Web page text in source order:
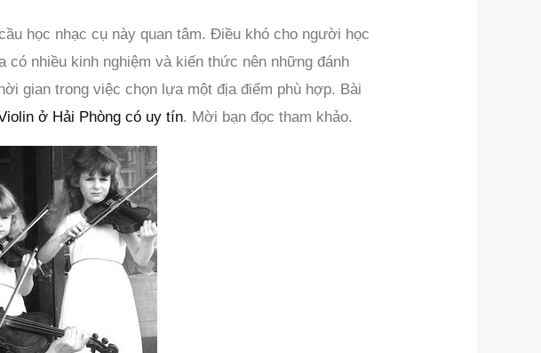
học nhạc cụ này quan tâm. Điều khó cho người học
nhiều kinh nghiệm và kiến thức nên những đánh
gian trong việc chọn lựa một địa điểm phù hợp. Bài
ở Hải Phòng có uy tín. Mời bạn đọc tham khảo.